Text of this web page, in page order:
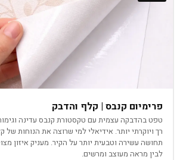
פרימיום קנבס | קלף והדבק
טפט בהדבקה עצמית עם טקסטורת קנבס עדינה
רך ויוקרתי יותר. אידיאלי למי שרוצה את הנוחות
תחושה עשירה וטבעית יותר על הקיר. מעניק איזון
לבין מראה מעוצב ומרשים.